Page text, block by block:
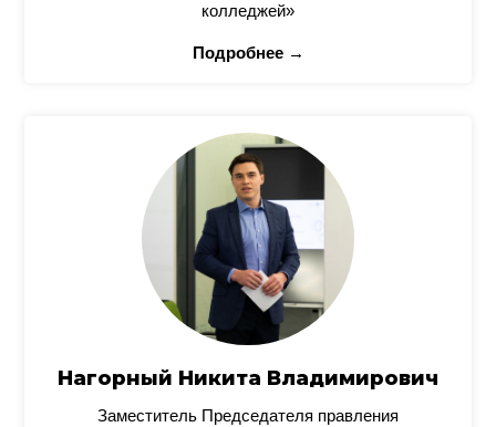
колледжей»
Подробнее →
Нагорный Никита Владимирович
Заместитель Председателя правления